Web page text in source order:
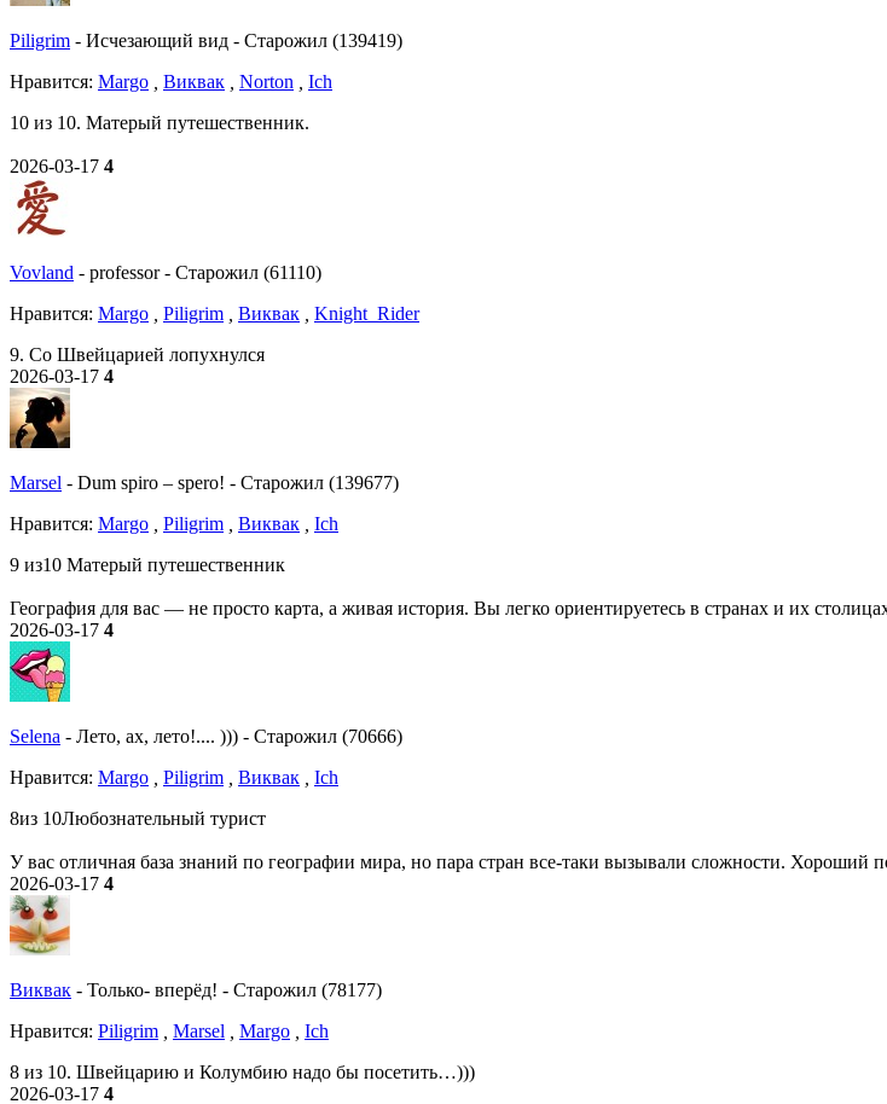
Piligrim - Исчезающий вид - Старожил (139419)
Нравитcя: Margo Виквак Norton
Ich
10 из 10. Матерый путешественник.
2026-03-17 4
Vovland - professor - Старожил (61110)
Нравитcя: Margo Piligrim Виквак
Knight_Rider
9. Со Швейцарией лопухнулся
2026-03-17 4
Marsel - Dum spiro – spero! - Старожил (139677)
Нравитcя: Margo Piligrim Виквак
Ich
9 из10 Матерый путешественник
География для вас — не просто карта, а живая история. Вы легко ориентируетесь в странах и их
2026-03-17 4
Selena - Лето, ах, лето!.... ))) - Старожил (70666)
Нравитcя: Margo Piligrim Виквак
Ich
8из 10Любознательный турист
У вас отличная база знаний по географии мира, но пара стран все-таки вызывали сложности. Хороший
2026-03-17 4
Виквак - Только- вперёд! - Старожил (78177)
Нравитcя: Piligrim Marsel Margo
Ich
8 из 10. Швейцарию и Колумбию надо бы посетить…)))
2026-03-17 4